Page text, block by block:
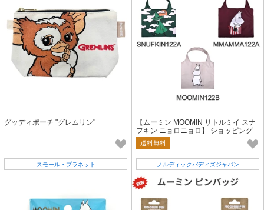
グッディポーチ "グレムリン"
スモール・プラネット
【ムーミン MOOMIN リトルミイ スナ
フキン ニョロニョロ】 ショッピング
バッグ
送料無料
ノルディックバディズジャパン